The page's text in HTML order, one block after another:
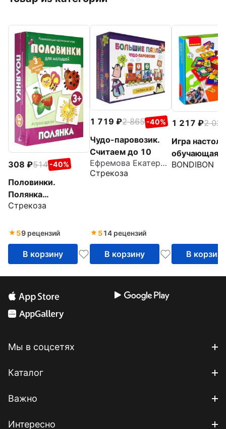
308 514 -40%
Половинки.
Полянка
(развивающая
Стрекоза
59 рецензий
В корзину
1 719 2 865 -40%
Чудо-паровозик.
Считаем до 10
Ефремова Екатерина
Стрекоза
514 рецензий
В корзину
1 217
2 028
Игра
обучающая
BONDIBON
В корзину
Мы в соцсетях
Каталог
Важно
Интересно